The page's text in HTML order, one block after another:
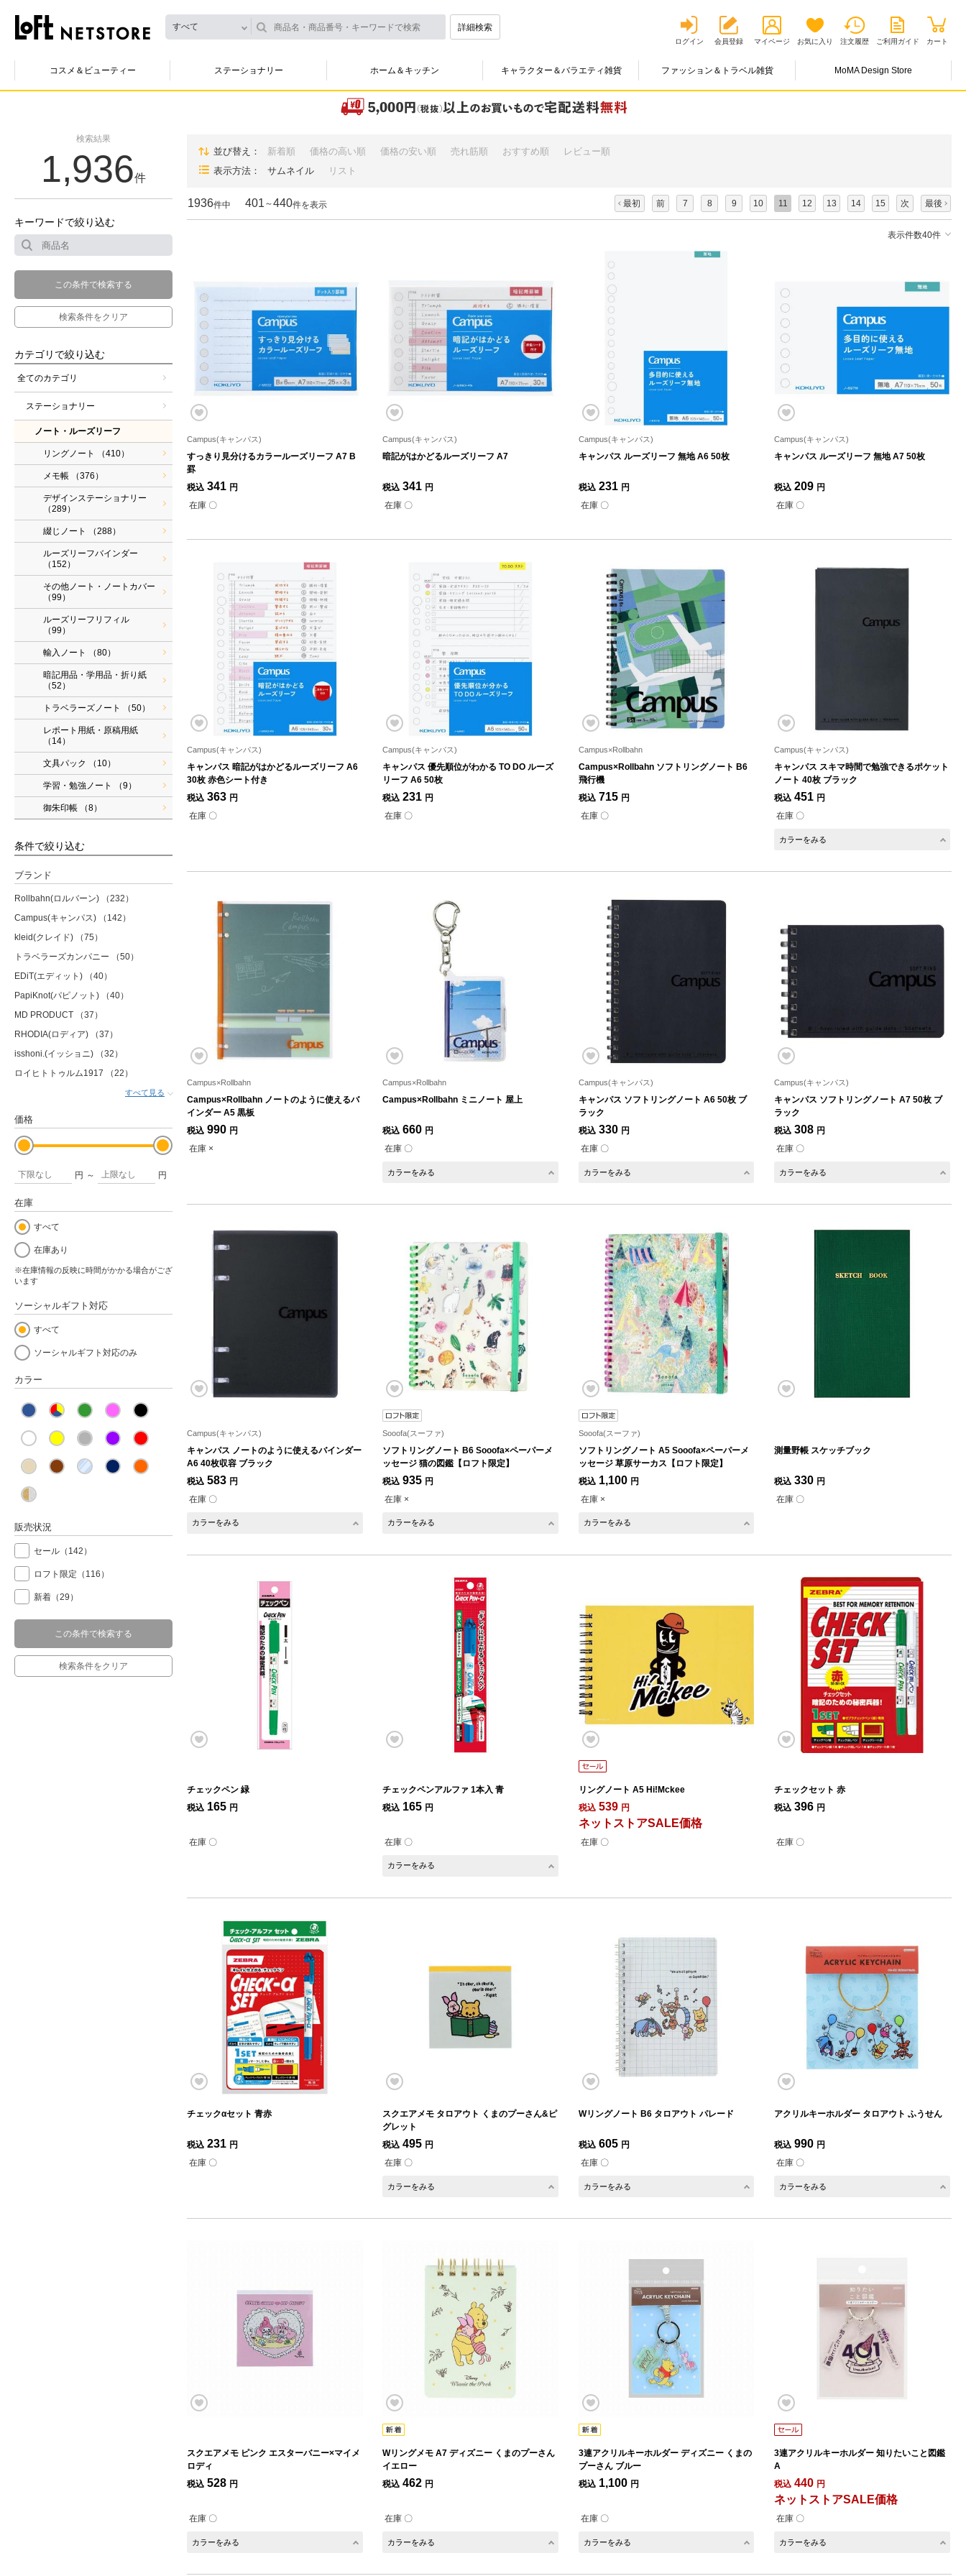
すべて 詳細検索
ログイン 会員登録 マイページ お気に入り 注文履歴 ご利用ガイド カート
コスメ＆ビューティー ステーショナリー ホーム＆キッチン キャラクター＆バラエティ雑貨 ファッション＆トラベル雑貨 MoMA Design Store
検索結果
1,936件
キーワードで絞り込む
この条件で検索する
検索条件をクリア
カテゴリで絞り込む
全てのカテゴリ
ステーショナリー
ノート・ルーズリーフ
リングノート （410）
メモ帳 （376）
デザインステーショナリー
（289）
綴じノート （288）
ルーズリーフバインダー
（152）
その他ノート・ノートカバー
（99）
ルーズリーフリフィル
（99）
輸入ノート （80）
暗記用品・学用品・折り紙
（52）
トラベラーズノート （50）
レポート用紙・原稿用紙
（14）
文具パック （10）
学習・勉強ノート （9）
御朱印帳 （8）
条件で絞り込む
ブランド
Rollbahn(ロルバーン)
（232）
Campus(キャンパス)
（142）
kleid(クレイド)
（75）
トラベラーズカンパニー
（50）
EDiT(エディット)
（40）
PapiKnot(パピノット)
（40）
MD PRODUCT
（37）
RHODIA(ロディア)
（37）
isshoni.(イッショニ)
（32）
ロイヒトトゥルム1917
（22）
すべて見る
価格
円 ～ 円
在庫
すべて
在庫あり
※在庫情報の反映に時間がかかる場合がござ
います
ソーシャルギフト対応
すべて
ソーシャルギフト対応のみ
カラー
販売状況
セール （142）
ロフト限定 （116）
新着 （29）
この条件で検索する
検索条件をクリア
並び替え 新着順 価格の高い順 価格の安い順 売れ筋順 おすすめ順
レビュー順
表示方法
サムネイル リスト
1936件中 401 ～440件を表示 最初 前 7 8 9 10 11 12 13 14 15 次 最後
表示件数40件
Campus(キャンパス)
すっきり見分けるカラールーズリーフ A7 B
罫
税込 341 円
在庫 〇
Campus(キャンパス)
暗記がはかどるルーズリーフ A7
税込 341 円
在庫 〇
Campus(キャンパス)
キャンパス ルーズリーフ 無地 A6 50枚
税込 231 円
在庫 〇
Campus(キャンパス)
キャンパス ルーズリーフ 無地 A7 50枚
税込 209 円
在庫 〇
Campus(キャンパス)
キャンパス 暗記がはかどるルーズリーフ A6
30枚 赤色シート付き
税込 363 円
在庫 〇
Campus(キャンパス)
キャンパス 優先順位がわかる TO DO ルーズ
リーフ A6 50枚
税込 231 円
在庫 〇
Campus×Rollbahn
Campus×Rollbahn ソフトリングノート B6
飛行機
税込 715 円
在庫 〇
Campus(キャンパス)
キャンパス スキマ時間で勉強できるポケット
ノート 40枚 ブラック
税込 451 円
在庫 〇
カラーをみる
Campus×Rollbahn
Campus×Rollbahn ノートのように使えるバ
インダー A5 黒板
税込 990 円
在庫 ×
Campus×Rollbahn
Campus×Rollbahn ミニノート 屋上
税込 660 円
在庫 〇
カラーをみる
Campus(キャンパス)
キャンパス ソフトリングノート A6 50枚 ブ
ラック
税込 330 円
在庫 〇
カラーをみる
Campus(キャンパス)
キャンパス ソフトリングノート A7 50枚 ブ
ラック
税込 308 円
在庫 〇
カラーをみる
Campus(キャンパス)
キャンパス ノートのように使えるバインダー
A6 40枚収容 ブラック
税込 583 円
在庫 〇
カラーをみる
Sooofa(スーファ)
ソフトリングノート B6 Sooofa×ペーパーメ
ッセージ 猫の図鑑【ロフト限定】
税込 935 円
在庫 ×
カラーをみる
Sooofa(スーファ)
ソフトリングノート A5 Sooofa×ペーパーメ
ッセージ 草原サーカス【ロフト限定】
税込 1,100 円
在庫 ×
カラーをみる
測量野帳 スケッチブック
税込 330 円
在庫 〇
チェックペン 緑
税込 165 円
在庫 〇
チェックペンアルファ 1本入 青
税込 165 円
在庫 〇
カラーをみる
リングノート A5 Hi!Mckee
税込 539 円
ネットストアSALE価格
在庫 〇
チェックセット 赤
税込 396 円
在庫 〇
チェックαセット 青赤
税込 231 円
在庫 〇
スクエアメモ タロアウト くまのプーさん&ピ
グレット
税込 495 円
在庫 〇
カラーをみる
Wリングノート B6 タロアウト パレード
税込 605 円
在庫 〇
カラーをみる
アクリルキーホルダー タロアウト ふうせん
税込 990 円
在庫 〇
カラーをみる
スクエアメモ ピンク エスターバニー×マイメ
ロディ
税込 528 円
在庫 〇
カラーをみる
Wリングメモ A7 ディズニー くまのプーさん
イエロー
税込 462 円
在庫 〇
カラーをみる
3連アクリルキーホルダー ディズニー くまの
プーさん ブルー
税込 1,100 円
在庫 〇
カラーをみる
3連アクリルキーホルダー 知りたいこと図鑑
A
税込 440 円
ネットストアSALE価格
在庫 〇
カラーをみる